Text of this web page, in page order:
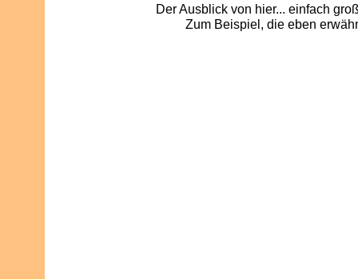
Der Ausblick von hier... einfach
Zum Beispiel, die eben